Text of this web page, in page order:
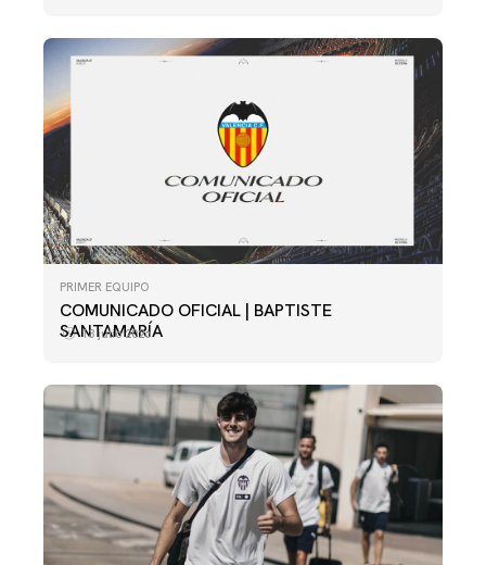
PRIMER EQUIPO
COMUNICADO OFICIAL | BAPTISTE
SANTAMARÍA
13 julio 2026